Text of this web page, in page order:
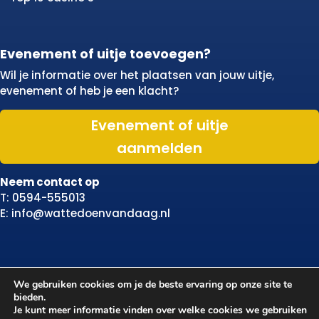
Evenement of uitje toevoegen?
Wil je informatie over het plaatsen van jouw uitje,
evenement of heb je een klacht?
Evenement of uitje
aanmelden
Neem contact op
T: 0594-555013
E: info@wattedoenvandaag.nl
We gebruiken cookies om je de beste ervaring op onze site te
bieden.
Je kunt meer informatie vinden over welke cookies we gebruiken